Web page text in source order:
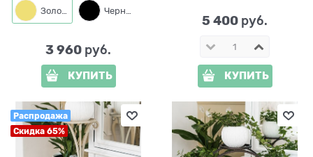
3 960 руб.
КУПИТЬ
5 400 руб.
КУПИТЬ
Распродажа
Скидка 65%